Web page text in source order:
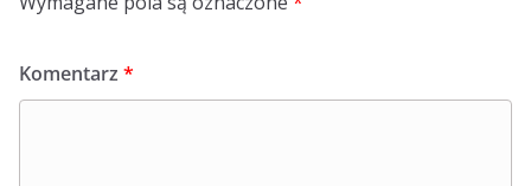
Komentarz *